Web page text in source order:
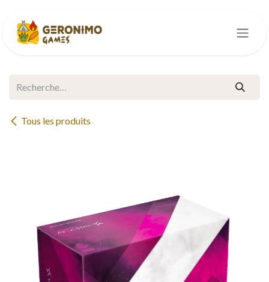
Tous les produits